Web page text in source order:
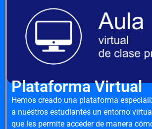
Plataforma Virtual
Hemos creado una plataforma
a nuestros estudiantes un entorno
que les permite acceder de manera